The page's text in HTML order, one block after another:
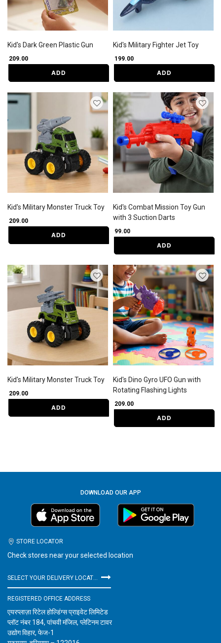
Kid's Dark Green Plastic Gun
₹ 209.00
ADD
Kid's Military Fighter Jet Toy
₹ 199.00
ADD
Kid's Military Monster Truck Toy
₹ 209.00
ADD
Kid's Combat Mission Toy Gun
with 3 Suction Darts
₹ 99.00
ADD
Kid's Military Monster Truck Toy
₹ 209.00
ADD
Kid's Dino Gyro UFO Gun with
Rotating Flashing Lights
₹ 209.00
ADD
DOWNLOAD OUR APP
STORE LOCATOR
Check stores near your selected location
SELECT YOUR DELIVERY LOCATION
REGISTERED OFFICE ADDRESS
एयरप्लाज़ा रिटेल होल्डिंग्स प्राइवेट लिमिटेड
प्लॉट नंबर 184, पांचवी मंजिल, प्लेटिनम टावर
उद्योग विहार, फेज-1